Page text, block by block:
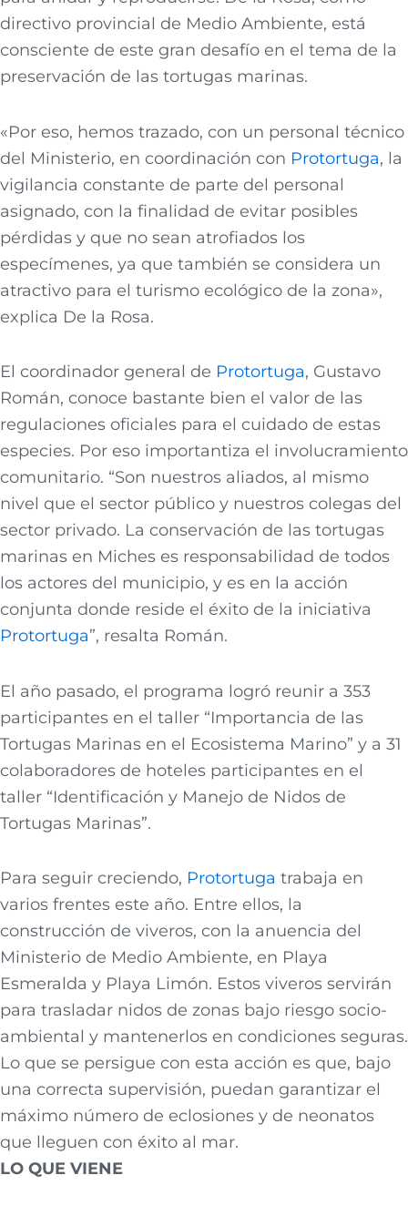
directivo provincial de Medio Ambiente, está
consciente de este gran desafío en el tema de la
preservación de las tortugas marinas.
«Por eso, hemos trazado, con un personal técnico
del Ministerio, en coordinación con Protortuga, la
vigilancia constante de parte del personal
asignado, con la finalidad de evitar posibles
pérdidas y que no sean atrofiados los
especímenes, ya que también se considera un
atractivo para el turismo ecológico de la zona»,
explica De la Rosa.
El coordinador general de Protortuga, Gustavo
Román, conoce bastante bien el valor de las
regulaciones oficiales para el cuidado de estas
especies. Por eso importantiza el involucramiento
comunitario. “Son nuestros aliados, al mismo
nivel que el sector público y nuestros colegas del
sector privado. La conservación de las tortugas
marinas en Miches es responsabilidad de todos
los actores del municipio, y es en la acción
conjunta donde reside el éxito de la iniciativa
Protortuga”, resalta Román.
El año pasado, el programa logró reunir a 353
participantes en el taller “Importancia de las
Tortugas Marinas en el Ecosistema Marino” y a 31
colaboradores de hoteles participantes en el
taller “Identificación y Manejo de Nidos de
Tortugas Marinas”.
Para seguir creciendo, Protortuga trabaja en
varios frentes este año. Entre ellos, la
construcción de viveros, con la anuencia del
Ministerio de Medio Ambiente, en Playa
Esmeralda y Playa Limón. Estos viveros servirán
para trasladar nidos de zonas bajo riesgo socio-
ambiental y mantenerlos en condiciones seguras.
Lo que se persigue con esta acción es que, bajo
una correcta supervisión, puedan garantizar el
máximo número de eclosiones y de neonatos
que lleguen con éxito al mar.
LO QUE VIENE